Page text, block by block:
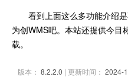
看到上面这么多功能介绍
为创WMS吧。本站还提供今目
载。
版本： 8.2.2.0 | 更新时间： 2024-